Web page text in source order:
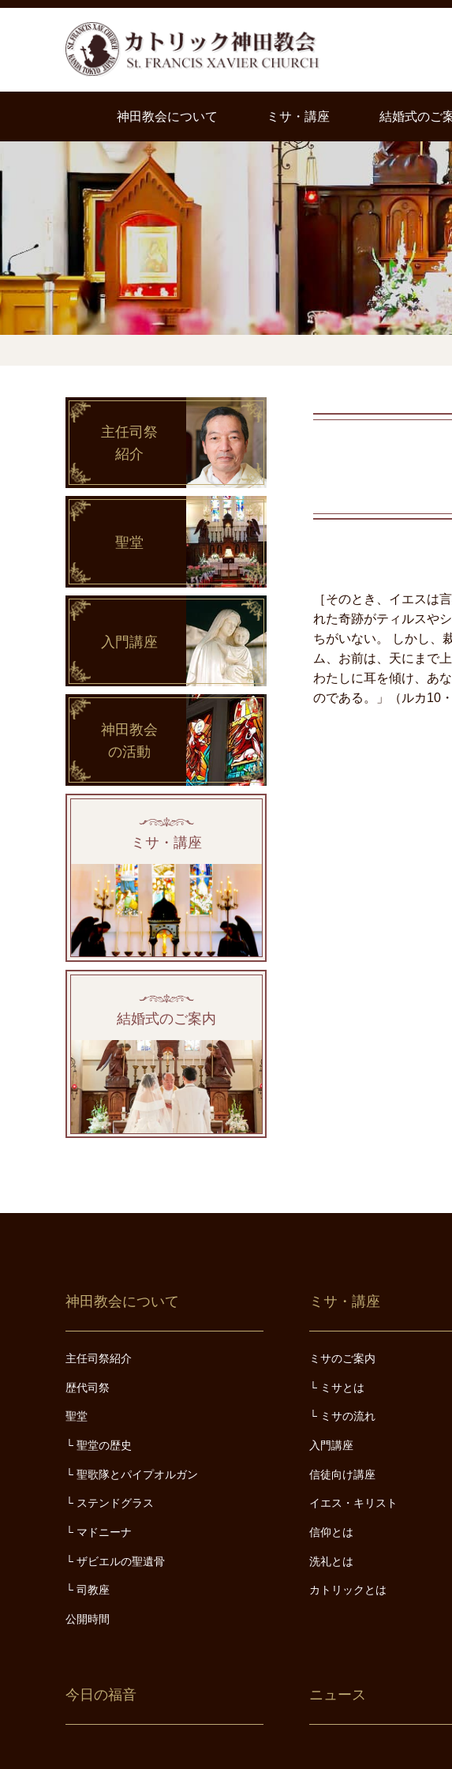
神田教会について ミサ・講座 結婚式のご
［そのとき、イエスは
れた奇跡がティルスや
ちがいない。 しかし、
ム、お前は、天にまで
わたしに耳を傾け、あ
のである。」（ルカ10
主任司祭
紹介
聖堂
入門講座
神田教会
の活動
ミサ・講座
結婚式のご案内
神田教会について
主任司祭紹介
歴代司祭
聖堂
聖堂の歴史
聖歌隊とパイプオルガン
ステンドグラス
マドニーナ
ザビエルの聖遺骨
司教座
公開時間
ミサ・講座
ミサのご案内
ミサとは
ミサの流れ
入門講座
信徒向け講座
イエス・キリスト
信仰とは
洗礼とは
カトリックとは
今日の福音 ニュース